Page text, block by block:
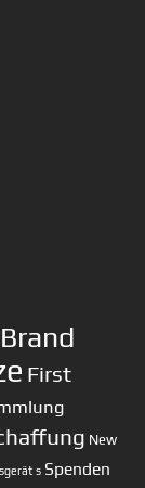
Brand
First
New
s Spenden